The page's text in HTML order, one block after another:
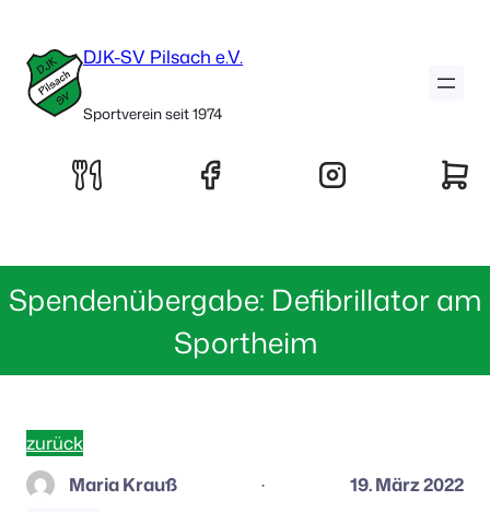
DJK-SV Pilsach e.V.
Sportverein seit 1974
Spendenübergabe: Defibrillator am
Sportheim
zurück
Maria Krauß
· 19. März 2022